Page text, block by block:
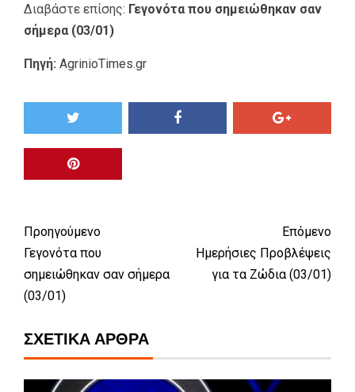
Διαβάστε επίσης: Γεγονότα που σημειώθηκαν σαν
σήμερα (03/01)
Πηγή: AgrinioTimes.gr
Προηγούμενο
Γεγονότα που
σημειώθηκαν σαν σήμερα
(03/01)
Επόμενο
Ημερήσιες Προβλέψεις
για τα Ζώδια (03/01)
ΣΧΕΤΙΚΆ ΆΡΘΡΑ